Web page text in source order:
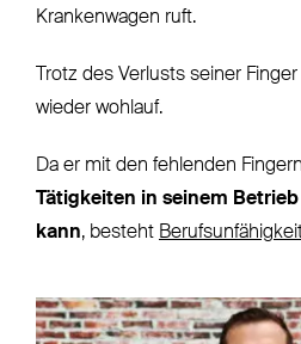
Krankenwagen ruft.
Trotz des Verlusts seiner
wieder wohlauf.
Da er mit den fehlenden
Tätigkeiten in seinem
kann, besteht